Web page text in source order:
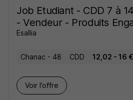
Job Etudiant - CDD 7 à
- Vendeur - Produits
Esallia
Chanac - 48 CDD 12,02 - 16
Voir l’offre